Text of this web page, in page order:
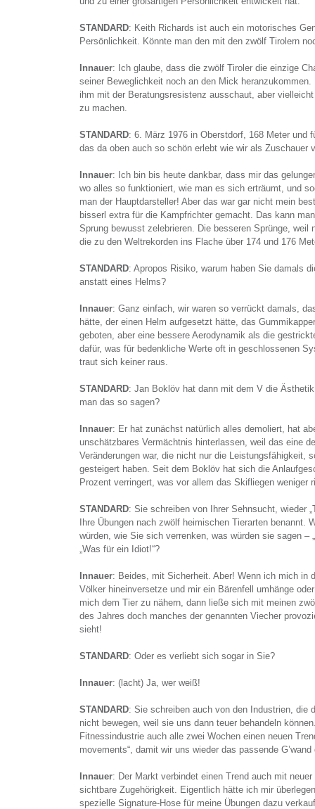
STANDARD: Keith Richards ist auch ein motorisches
Persönlichkeit. Könnte man den mit den zwölf Tirolern
Innauer: Ich glaube, dass die zwölf Tiroler die einzige
seiner Beweglichkeit noch an den Mick
ihm mit der Beratungsresistenz ausschaut, aber
zu machen.
STANDARD: 6. März 1976 in Oberstdorf, 168 Meter und
das da oben auch so schön erlebt wie wir als Zuschauer
Innauer: Ich bin bis heute dankbar, dass mir das
wo alles so funktioniert, wie man es sich erträumt, und
man der Hauptdarsteller! Aber das war gar nicht mein
bisserl extra für die Kampfrichter gemacht. Das kann
Sprung bewusst zelebrieren. Die besseren Sprünge, weil
die zu den Weltrekorden ins Flache über 174 und 176
STANDARD: Apropos Risiko, warum haben Sie damals
anstatt eines Helms?
Innauer: Ganz einfach, wir waren so verrückt damals,
hätte, der einen Helm aufgesetzt hätte, das
geboten, aber eine bessere Aerodynamik als die
dafür, was für bedenkliche Werte oft in geschlossenen
traut sich keiner raus.
STANDARD: Jan Boklöv hat dann mit dem V die
man das so sagen?
Innauer: Er hat zunächst natürlich alles demoliert, hat
unschätzbares Vermächtnis hinterlassen, weil das eine
Veränderungen war, die nicht nur die Leistungsfähigkeit,
gesteigert haben. Seit dem Boklöv hat sich die
Prozent verringert, was vor allem das Skifliegen weniger
STANDARD: Sie schreiben von Ihrer Sehnsucht, wieder
Ihre Übungen nach zwölf heimischen Tierarten benannt.
würden, wie Sie sich verrenken, was würden sie sagen –
„Was für ein Idiot!“?
Innauer: Beides, mit Sicherheit. Aber! Wenn ich mich in
Völker hineinversetze und mir ein Bärenfell umhänge
mich dem Tier zu nähern, dann ließe sich mit meinen
des Jahres doch manches der genannten Viecher
sieht!
STANDARD: Oder es verliebt sich sogar in Sie?
Innauer: (lacht) Ja, wer weiß!
STANDARD: Sie schreiben auch von den Industrien, die
nicht bewegen, weil sie uns dann teuer behandeln
Fitnessindustrie auch alle zwei Wochen einen neuen
movements“, damit wir uns wieder das passende
Innauer: Der Markt verbindet einen Trend auch mit
sichtbare Zugehörigkeit. Eigentlich hätte ich mir
spezielle Signature-Hose für meine Übungen dazu